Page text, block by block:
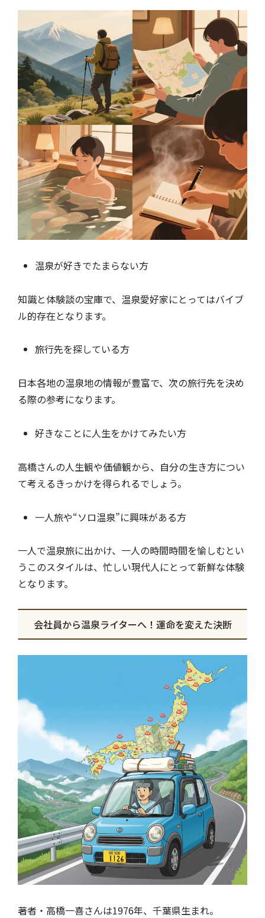
温泉が好きでたまらない方
知識と体験談の宝庫で、温泉愛好家にとってはバイブ
ル的存在となります。
旅行先を探している方
日本各地の温泉地の情報が豊富で、次の旅行先を決め
る際の参考になります。
好きなことに人生をかけてみたい方
高橋さんの人生観や価値観から、自分の生き方につい
て考えるきっかけを得られるでしょう。
一人旅や“ソロ温泉”に興味がある方
一人で温泉旅に出かけ、一人の時間時間を愉しむとい
うこのスタイルは、忙しい現代人にとって新鮮な体験
となります。
会社員から温泉ライターへ！運命を変えた決断
著者・高橋一喜さんは1976年、千葉県生まれ。